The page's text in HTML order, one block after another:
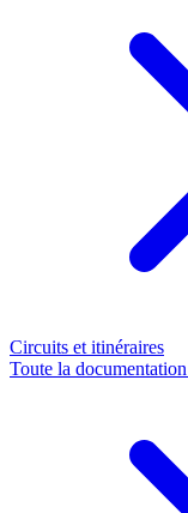
Circuits et itinéraires
Toute la documentation